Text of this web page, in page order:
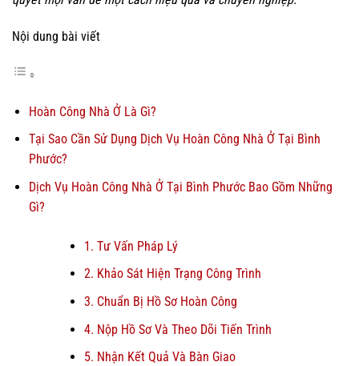
Nội dung bài viết
Hoàn Công Nhà Ở Là Gì?
Tại Sao Cần Sử Dụng Dịch Vụ Hoàn Công Nhà Ở Tại Bình
Phước?
Dịch Vụ Hoàn Công Nhà Ở Tại Bình Phước Bao Gồm Những
Gì?
1. Tư Vấn Pháp Lý
2. Khảo Sát Hiện Trạng Công Trình
3. Chuẩn Bị Hồ Sơ Hoàn Công
4. Nộp Hồ Sơ Và Theo Dõi Tiến Trình
5. Nhận Kết Quả Và Bàn Giao